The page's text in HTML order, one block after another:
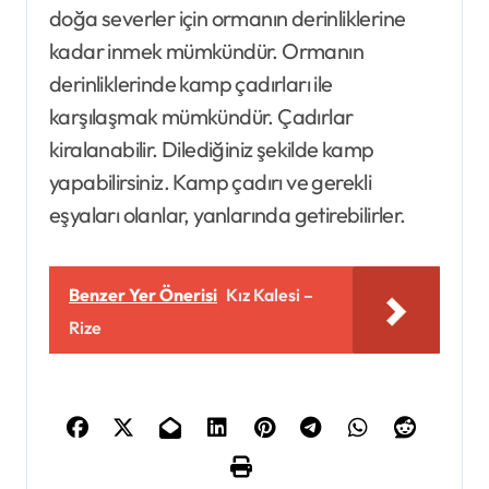
doğa severler için ormanın derinliklerine
kadar inmek mümkündür. Ormanın
derinliklerinde kamp çadırları ile
karşılaşmak mümkündür. Çadırlar
kiralanabilir. Dilediğiniz şekilde kamp
yapabilirsiniz. Kamp çadırı ve gerekli
eşyaları olanlar, yanlarında getirebilirler.
Benzer Yer Önerisi Kız Kalesi –
Rize